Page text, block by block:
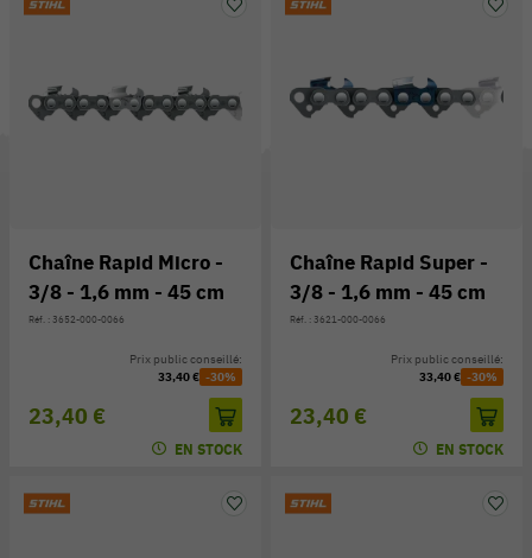
Chaîne Rapid Micro -
3/8 - 1,6 mm - 45 cm
Réf. : 3652-000-0066
23,40 €
Prix public conseillé:
33,40 € -30%
EN STOCK
Chaîne Rapid Super -
3/8 - 1,6 mm - 45 cm
Réf. : 3621-000-0066
23,40 €
Prix public conseillé:
33,40 € -30%
EN STOCK